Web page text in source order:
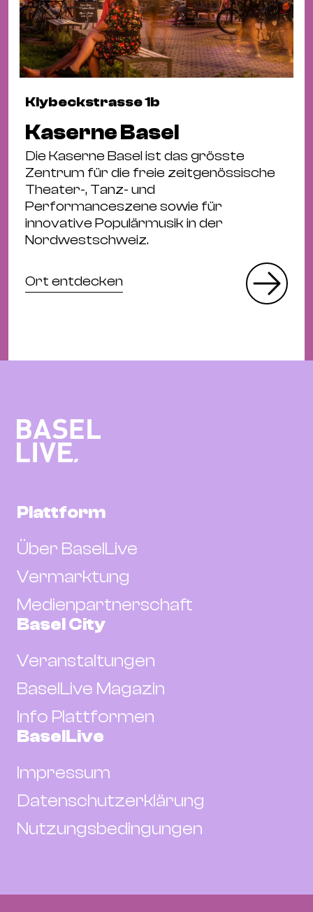
Klybeckstrasse 1b
Kaserne Basel
Die Kaserne Basel ist das grösste
Zentrum für die freie zeitgenössische
Theater-, Tanz- und
Performanceszene sowie für
innovative Populärmusik in der
Nordwestschweiz.
Ort entdecken
Plattform
Über BaselLive
Vermarktung
Medienpartnerschaft
Basel City
Veranstaltungen
BaselLive Magazin
Info Plattformen
BaselLive
Impressum
Datenschutzerklärung
Nutzungsbedingungen